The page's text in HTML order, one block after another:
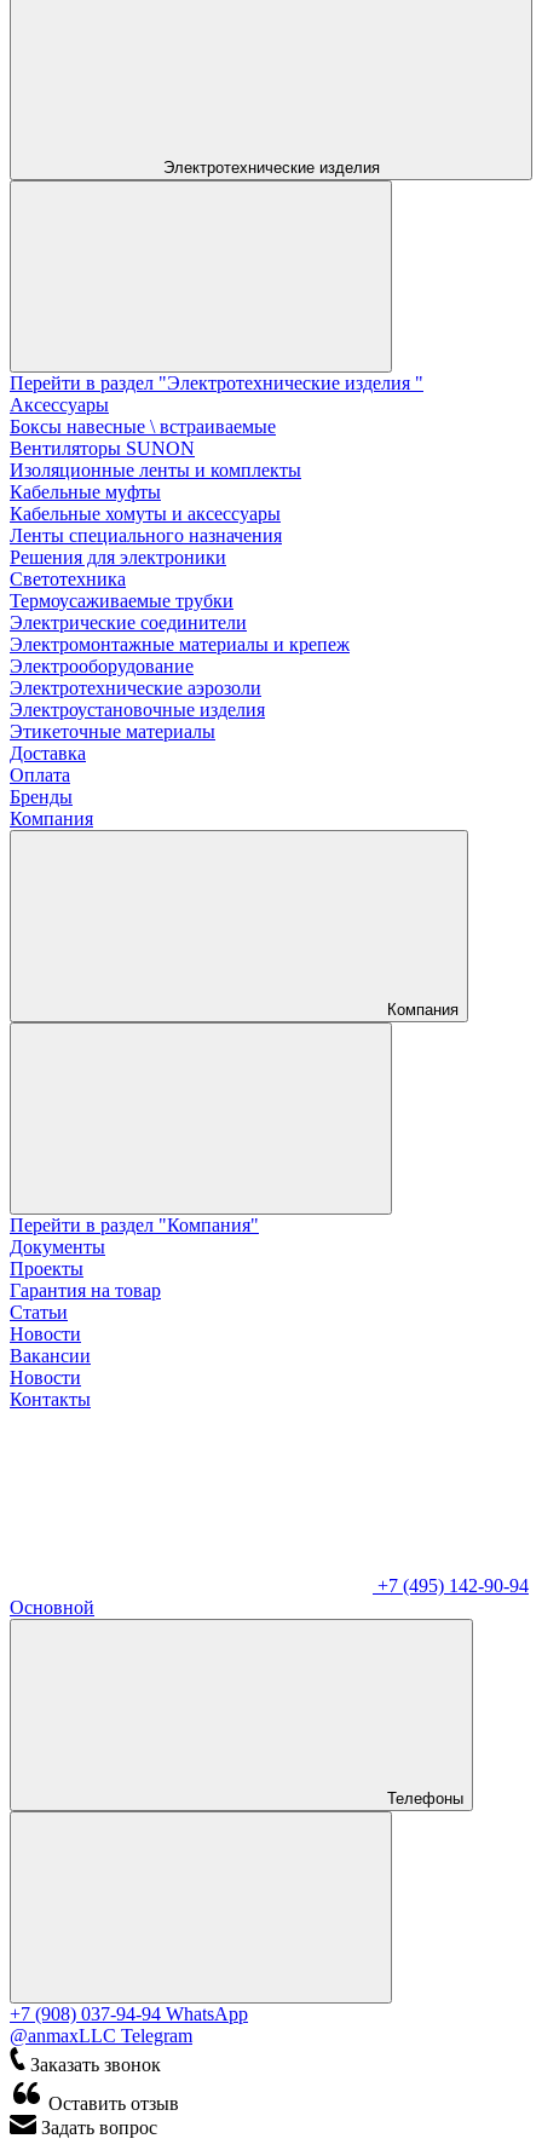
Электротехнические изделия
Перейти в раздел "Электротехнические изделия "
Аксессуары
Боксы навесные \ встраиваемые
Вентиляторы SUNON
Изоляционные ленты и комплекты
Кабельные муфты
Кабельные хомуты и аксессуары
Ленты специального назначения
Решения для электроники
Светотехника
Термоусаживаемые трубки
Электрические соединители
Электромонтажные материалы и крепеж
Электрооборудование
Электротехнические аэрозоли
Электроустановочные изделия
Этикеточные материалы
Доставка
Оплата
Бренды
Компания
Компания
Перейти в раздел "Компания"
Документы
Проекты
Гарантия на товар
Статьи
Новости
Вакансии
Новости
Контакты
+7 (495) 142-90-94
Основной
Телефоны
+7 (908) 037-94-94 WhatsApp
@anmaxLLC Telegram
Заказать звонок
Оставить отзыв
Задать вопрос